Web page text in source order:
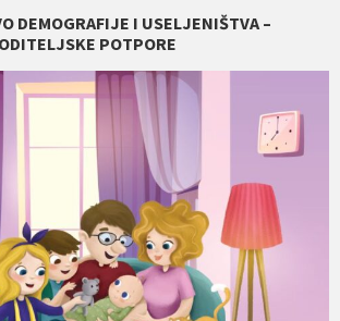
DEMOGRAFIJE I USELJENIŠTVA –
POTPORE